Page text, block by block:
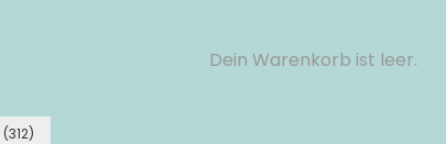
(312)
Dein Warenkorb ist leer.